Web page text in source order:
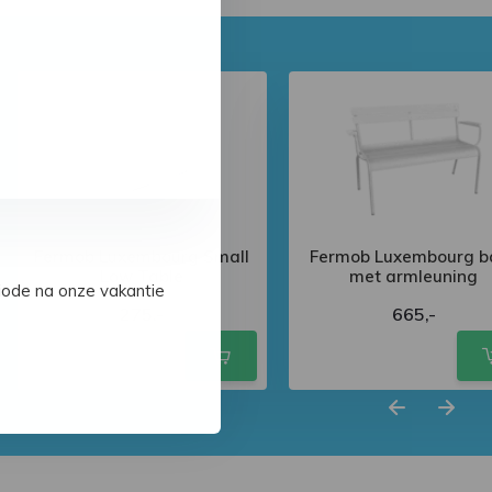
Fermob Luxembourg Small
Fermob Luxembourg
met armleuning
665,-
na onze vakantie